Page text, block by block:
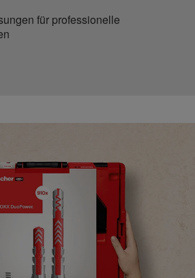
für professionelle